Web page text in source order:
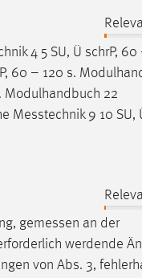
4 5 SU, Ü schrP, 60
60 – 120 s.
Modulhandbuch 22
Messtechnik9 10 SU,
gemessen an der
werdende
von Abs. 3,